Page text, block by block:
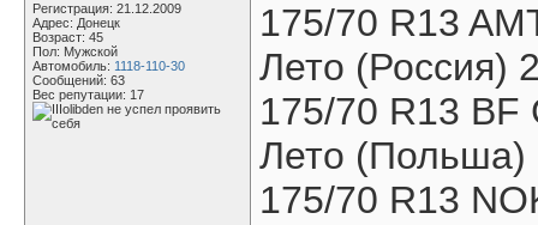
Регистрация: 21.12.2009
Адрес: Донецк
Возраст: 45
Пол: Мужской
Автомобиль: 1118-110-30
Сообщений: 63
Вес репутации: 17
175/70 R13
Лето (Россия)
175/70 R13 BF
Лето (Польша)
175/70 R13